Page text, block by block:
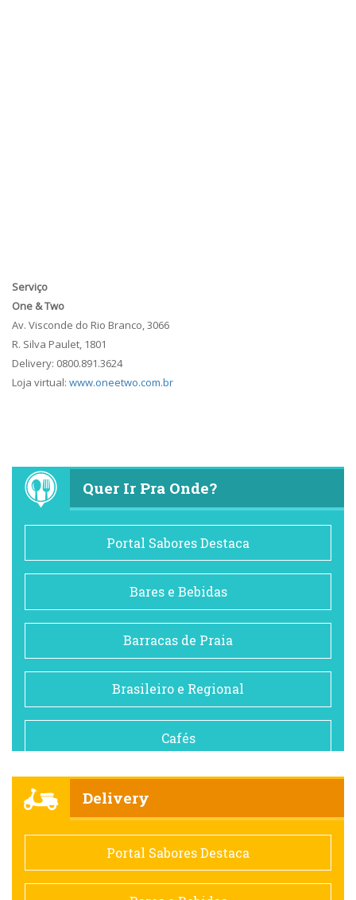
Serviço
One & Two
Av. Visconde do Rio Branco, 3066
R. Silva Paulet, 1801
Delivery: 0800.891.3624
Loja virtual: www.oneetwo.com.br
Quer Ir Pra Onde?
Portal Sabores Destaca
Bares e Bebidas
Barracas de Praia
Brasileiro e Regional
Cafés
Comida saudável
Contemporânea
Delivery
Portal Sabores Destaca